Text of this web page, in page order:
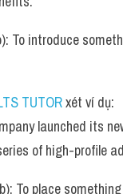
To introduce
TUTOR xét ví dụ:
launched its
of high-profile
To place